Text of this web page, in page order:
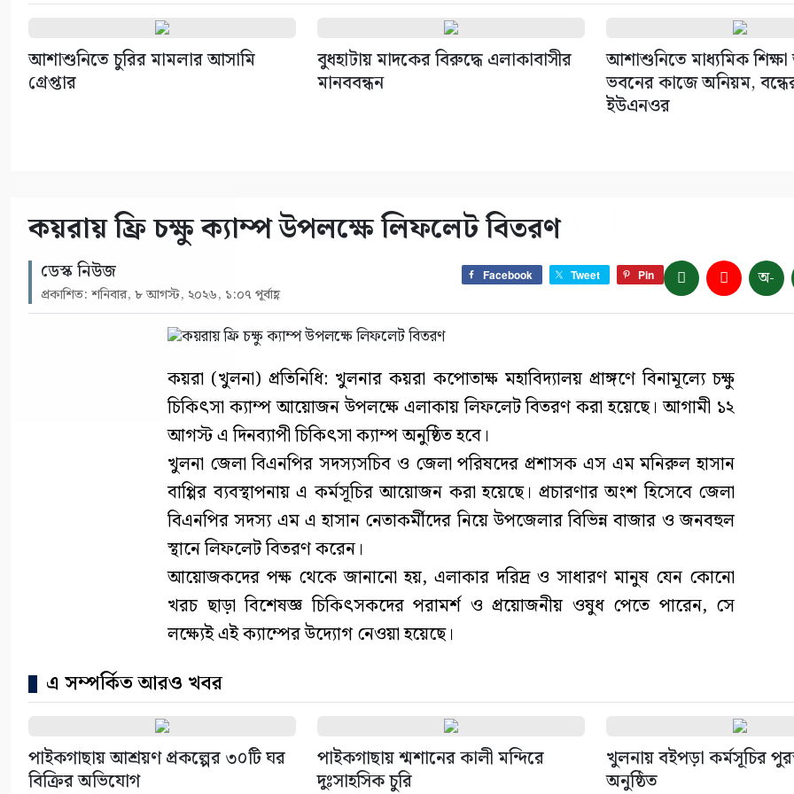
আশাশুনিতে চুরির মামলার আসামি
গ্রেপ্তার
বুধহাটায় মাদকের বিরুদ্ধে এলাকাবাসীর
মানববন্ধন
আশাশুনিতে মাধ্যমিক
ভবনের কাজে অনিয়ম,
ইউএনওর
কয়রায় ফ্রি চক্ষু ক্যাম্প উপলক্ষে লিফলেট বিতরণ
ডেস্ক নিউজ
প্রকাশিত: শনিবার, ৮ আগস্ট, ২০২৬, ১:০৭ পূর্বাহ্ণ
Facebook Tweet Pin অ-
কয়রা (খুলনা) প্রতিনিধি: খুলনার কয়রা কপোতাক্ষ মহাবিদ্যালয় প্রাঙ্গণে বিনামূল্যে চক্ষু
চিকিৎসা ক্যাম্প আয়োজন উপলক্ষে এলাকায় লিফলেট বিতরণ করা হয়েছে। আগামী ১২
আগস্ট এ দিনব্যাপী চিকিৎসা ক্যাম্প অনুষ্ঠিত হবে।
খুলনা জেলা বিএনপির সদস্যসচিব ও জেলা পরিষদের প্রশাসক এস এম মনিরুল হাসান
বাপ্পির ব্যবস্থাপনায় এ কর্মসূচির আয়োজন করা হয়েছে। প্রচারণার অংশ হিসেবে জেলা
বিএনপির সদস্য এম এ হাসান নেতাকর্মীদের নিয়ে উপজেলার বিভিন্ন বাজার ও জনবহুল
স্থানে লিফলেট বিতরণ করেন।
আয়োজকদের পক্ষ থেকে জানানো হয়, এলাকার দরিদ্র ও সাধারণ মানুষ যেন কোনো
খরচ ছাড়া বিশেষজ্ঞ চিকিৎসকদের পরামর্শ ও প্রয়োজনীয় ওষুধ পেতে পারেন, সে
লক্ষ্যেই এই ক্যাম্পের উদ্যোগ নেওয়া হয়েছে।
এ সম্পর্কিত আরও খবর
পাইকগাছায় আশ্রয়ণ প্রকল্পের ৩০টি ঘর
বিক্রির অভিযোগ
পাইকগাছায় শ্মশানের কালী মন্দিরে
দুঃসাহসিক চুরি
খুলনায় বইপড়া কর্মসূচির
অনুষ্ঠিত